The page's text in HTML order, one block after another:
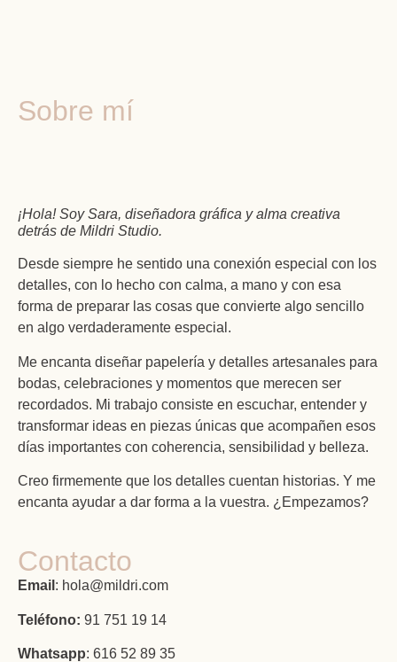
Sobre mí
¡Hola! Soy Sara, diseñadora gráfica y alma creativa
detrás de Mildri Studio.
Desde siempre he sentido una conexión especial con los
detalles, con lo hecho con calma, a mano y con esa
forma de preparar las cosas que convierte algo sencillo
en algo verdaderamente especial.
Me encanta diseñar papelería y detalles artesanales para
bodas, celebraciones y momentos que merecen ser
recordados. Mi trabajo consiste en escuchar, entender y
transformar ideas en piezas únicas que acompañen esos
días importantes con coherencia, sensibilidad y belleza.
Creo firmemente que los detalles cuentan historias. Y me
encanta ayudar a dar forma a la vuestra. ¿Empezamos?
Contacto
Email : hola@mildri.com
Teléfono: 91 751 19 14
Whatsapp: 616 52 89 35